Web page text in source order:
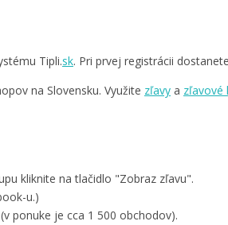
Tipli.sk. Pri prvej registrácii
na Slovensku. Využite zľavy a zľavové
kliknite na tlačidlo "Zobraz zľavu".
u.)
(v ponuke je cca 1 500 obchodov).